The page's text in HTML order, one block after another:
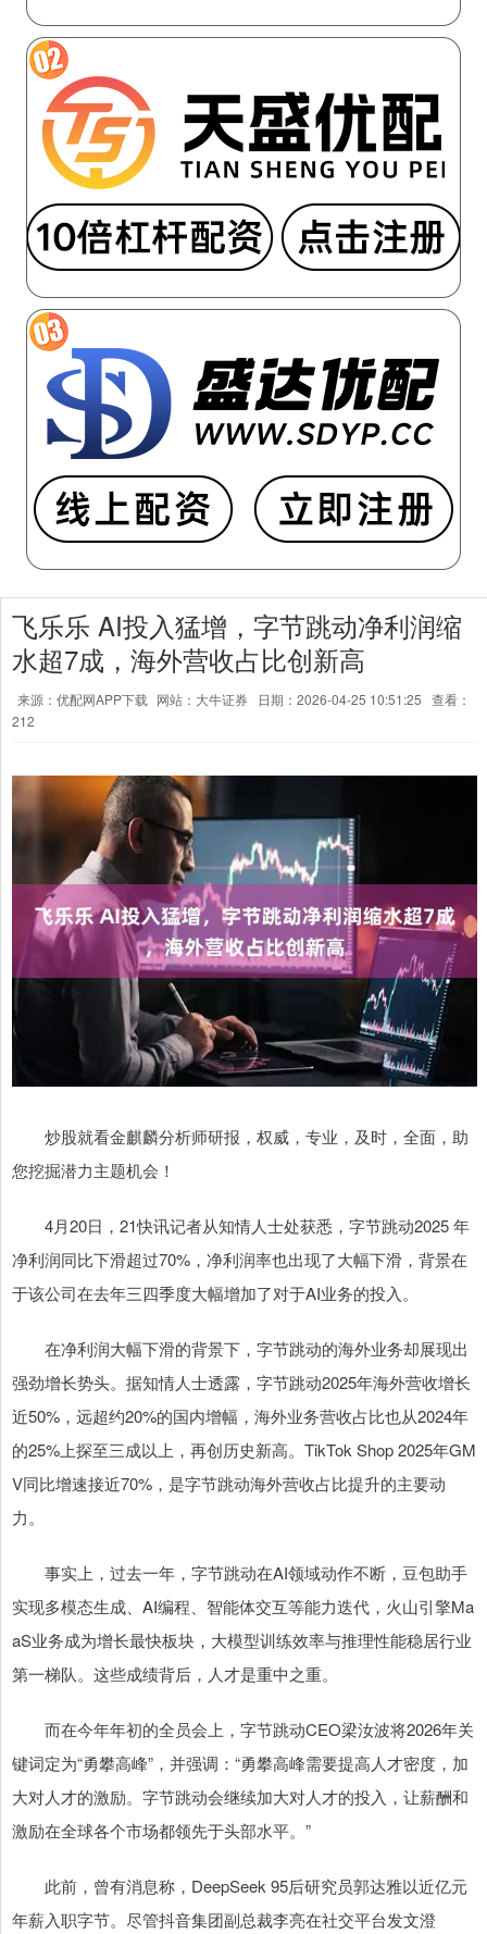
飞乐乐 AI投入猛增，字节跳动净利润缩
水超7成，海外营收占比创新高
来源：优配网APP下载 网站：大牛证券 日期：2026-04-25 10:51:25 查看：
212
炒股就看金麒麟分析师研报，权威，专业，及时，全面，助
您挖掘潜力主题机会！
4月20日，21快讯记者从知情人士处获悉，字节跳动2025 年
净利润同比下滑超过70%，净利润率也出现了大幅下滑，背景在
于该公司在去年三四季度大幅增加了对于AI业务的投入。
在净利润大幅下滑的背景下，字节跳动的海外业务却展现出
强劲增长势头。据知情人士透露，字节跳动2025年海外营收增长
近50%，远超约20%的国内增幅，海外业务营收占比也从2024年
的25%上探至三成以上，再创历史新高。TikTok Shop 2025年GM
V同比增速接近70%，是字节跳动海外营收占比提升的主要动
力。
事实上，过去一年，字节跳动在AI领域动作不断，豆包助手
实现多模态生成、AI编程、智能体交互等能力迭代，火山引擎Ma
aS业务成为增长最快板块，大模型训练效率与推理性能稳居行业
第一梯队。这些成绩背后，人才是重中之重。
而在今年年初的全员会上，字节跳动CEO梁汝波将2026年关
键词定为“勇攀高峰”，并强调：“勇攀高峰需要提高人才密度，加
大对人才的激励。字节跳动会继续加大对人才的投入，让薪酬和
激励在全球各个市场都领先于头部水平。”
此前，曾有消息称，DeepSeek 95后研究员郭达雅以近亿元
年薪入职字节。尽管抖音集团副总裁李亮在社交平台发文澄